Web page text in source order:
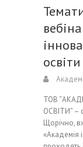
освіти
ТОВ
ОСВІТИ” –
Щорічно,
«Академія